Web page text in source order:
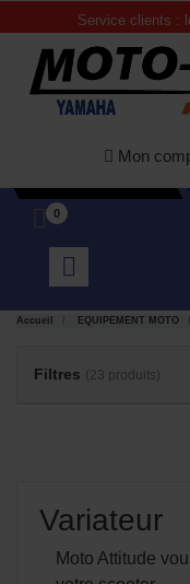
Service clients :
Mon
0
Accueil EQUIPEMENT MOTO
Filtres (23 produits)
Variateur
Moto Attitude